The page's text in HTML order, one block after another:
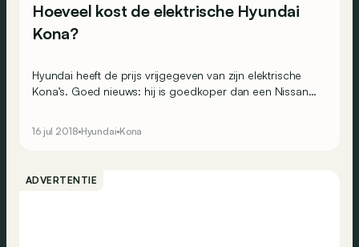
Hoeveel kost de elektrische Hyundai
Kona?
Hyundai heeft de prijs vrijgegeven van zijn elektrische
Kona’s. Goed nieuws: hij is goedkoper dan een Nissan
16 jul 2018 Hyundai Kona
ADVERTENTIE